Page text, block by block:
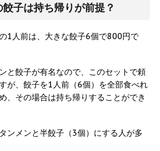
子は持ち帰りが前提？
1人前は、大きな餃子6個で800円で
と餃子が有名なので、このセットで頼
が、餃子を1人前（6個）を全部食べれ
、その場合は持ち帰りすることができ
ンメンと半餃子（3個）にする人が多